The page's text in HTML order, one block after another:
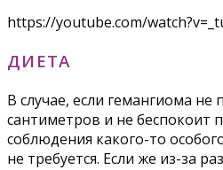
https://youtube.com/
ДИЕТА
В случае, если гемангиома
сантиметров и не беспокоит
соблюдения какого-то
не требуется. Если же из-за